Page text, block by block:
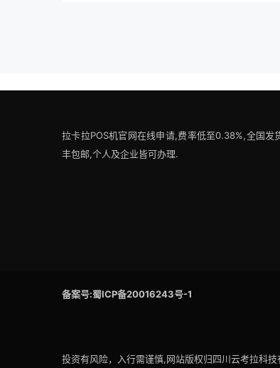
拉卡拉POS机官网在线申请,费率低至0.38%,全国发
丰包邮,个人及企业皆可办理.
备案号:蜀ICP备20016243号-1
投资有风险，入行需谨慎,网站版权归四川云考拉科